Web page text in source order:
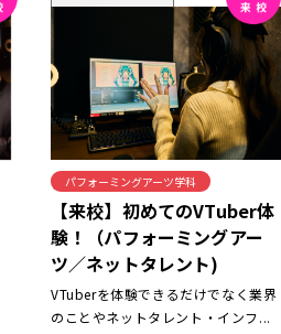
パフォーミングアーツ学科
【来校】初めてのVTuber体
験！（パフォーミングアー
ツ／ネットタレント)
VTuberを体験できるだけでなく業界
のことやネットタレント・インフ...